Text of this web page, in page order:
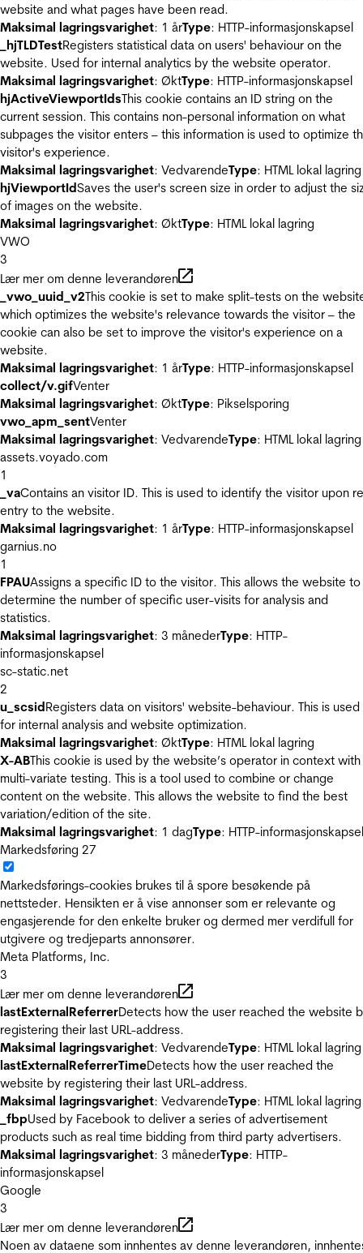
website and what pages have been read.
Maksimal lagringsvarighet: 1 årType: HTTP-informasjonskapsel
_hjTLDTestRegisters statistical data on users' behaviour on the
website. Used for internal analytics by the website operator.
Maksimal lagringsvarighet: ØktType: HTTP-informasjonskapsel
hjActiveViewportIdsThis cookie contains an ID string on the
current session. This contains non-personal information on what
subpages the visitor enters – this information is used to optimize
visitor's experience.
Maksimal lagringsvarighet: VedvarendeType: HTML lokal lagring
hjViewportIdSaves the user's screen size in order to adjust the
of images on the website.
Maksimal lagringsvarighet: ØktType: HTML lokal lagring
VWO
3
Lær mer om denne leverandøren
_vwo_uuid_v2This cookie is set to make split-tests on the
which optimizes the website's relevance towards the visitor – the
cookie can also be set to improve the visitor's experience on a
website.
Maksimal lagringsvarighet: 1 årType: HTTP-informasjonskapsel
collect/v.gifVenter
Maksimal lagringsvarighet: ØktType: Pikselsporing
vwo_apm_sentVenter
Maksimal lagringsvarighet: VedvarendeType: HTML lokal lagring
assets.voyado.com
1
_vaContains an visitor ID. This is used to identify the visitor upon
entry to the website.
Maksimal lagringsvarighet: 1 årType: HTTP-informasjonskapsel
garnius.no
1
FPAUAssigns a specific ID to the visitor. This allows the website to
determine the number of specific user-visits for analysis and
statistics.
Maksimal lagringsvarighet: 3 månederType: HTTP-
informasjonskapsel
sc-static.net
2
u_scsidRegisters data on visitors' website-behaviour. This is used
for internal analysis and website optimization.
Maksimal lagringsvarighet: ØktType: HTML lokal lagring
X-ABThis cookie is used by the website’s operator in context with
multi-variate testing. This is a tool used to combine or change
content on the website. This allows the website to find the best
variation/edition of the site.
Maksimal lagringsvarighet: 1 dagType: HTTP-informasjonskapsel
Markedsføring 27
Markedsførings-cookies brukes til å spore besøkende på
nettsteder. Hensikten er å vise annonser som er relevante og
engasjerende for den enkelte bruker og dermed mer verdifull for
utgivere og tredjeparts annonsører.
Meta Platforms, Inc.
3
Lær mer om denne leverandøren
lastExternalReferrerDetects how the user reached the website
registering their last URL-address.
Maksimal lagringsvarighet: VedvarendeType: HTML lokal lagring
lastExternalReferrerTimeDetects how the user reached the
website by registering their last URL-address.
Maksimal lagringsvarighet: VedvarendeType: HTML lokal lagring
_fbpUsed by Facebook to deliver a series of advertisement
products such as real time bidding from third party advertisers.
Maksimal lagringsvarighet: 3 månederType: HTTP-
informasjonskapsel
Google
3
Lær mer om denne leverandøren
Noen av dataene som innhentes av denne leverandøren,